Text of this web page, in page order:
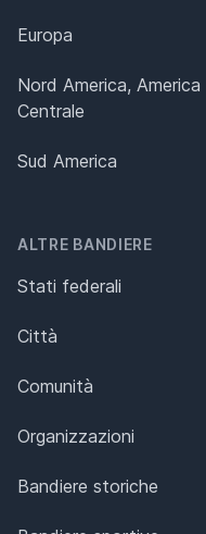
Europa
Nord America, America
Centrale
Sud America
ALTRE BANDIERE
Stati federali
Città
Comunità
Organizzazioni
Bandiere storiche